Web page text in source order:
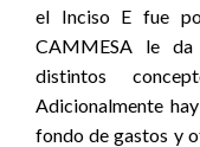
el Inciso E fue
CAMMESA le
distintos
Adicionalmente
fondo de gastos y